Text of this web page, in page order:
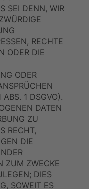
SEI DENN, WIR
RECHTE
ODER DIE
ODER
1 DSGVO).
DATEN
ZU
RECHT,
DIE
ZUM ZWECKE
DIES
SOWEIT ES